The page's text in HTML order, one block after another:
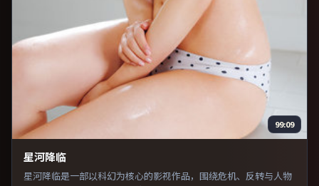
99:09
星河降临
星河降临是一部以科幻为核心的影视作品，围绕危机、反转与人物